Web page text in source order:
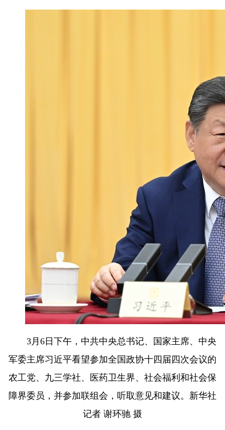
3月6日下午，中共中央总书记、国家主席、中央
军委主席习近平看望参加全国政协十四届四次会议的
农工党、九三学社、医药卫生界、社会福利和社会保
障界委员，并参加联组会，听取意见和建议。新华社
记者 谢环驰 摄